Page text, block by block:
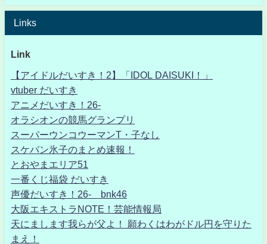
Links
Link
【アイドルだいすき！2】「IDOL DAISUKI！」
vtuber だいすき
アニメだいすき！26-
オラシオンの競馬グランプリ
スーパーウンコウーマンT・子なし
スケバン氷子のまとめ速報！
とおやまエリア51
一番くじ福袋 だいすき
声優だいすき！26- bnk46
大阪エキストラNOTE！芸能情報局
天にまします我らが父よ！ 願わくはわがドル円を守りた
まえ！